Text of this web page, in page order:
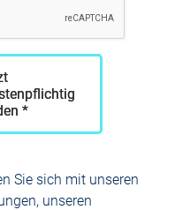
*
Sie sich mit unseren
unseren